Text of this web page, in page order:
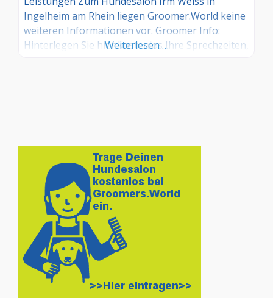
Ingelheim am Rhein liegen Groomer.World keine
weiteren Informationen vor. Groomer Info:
Hinterlegen Sie hier kostenlos Ihre Sprechzeiten,
Weiterlesen …